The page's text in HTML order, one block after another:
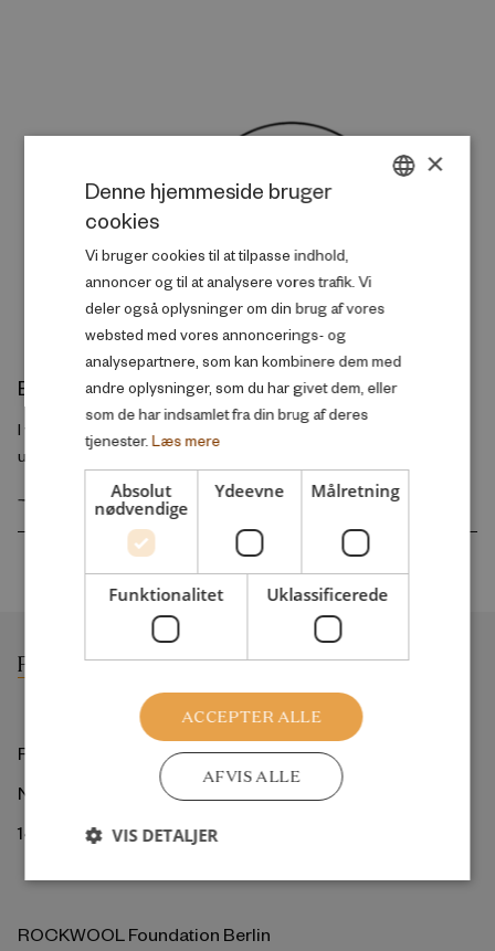
Eksternt bedømte udgivelser
I vores udgivelsesarkiv kan du finde alle eksternt bedømte
udgivelser
EKSTERNT BEDØMTE UDGIVELSER
ROCKWOOL Fonden
Ny Kongensgade 6
1472 København K
ROCKWOOL Foundation Berlin
×
Denne hjemmeside bruger
cookies
Vi bruger cookies til at tilpasse indhold,
annoncer og til at analysere vores trafik. Vi
deler også oplysninger om din brug af vores
websted med vores annoncerings- og
analysepartnere, som kan kombinere dem med
andre oplysninger, som du har givet dem, eller
som de har indsamlet fra din brug af deres
tjenester. Læs mere
Absolut
nødvendige
Ydeevne Målretning
Funktionalitet Uklassificerede
ACCEPTER ALLE
AFVIS ALLE
VIS DETALJER